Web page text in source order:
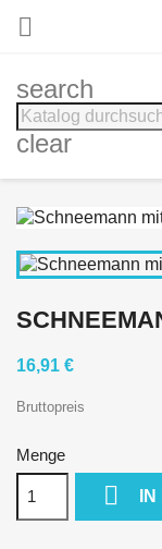

search
clear
16,91 €
Bruttopreis
Menge
